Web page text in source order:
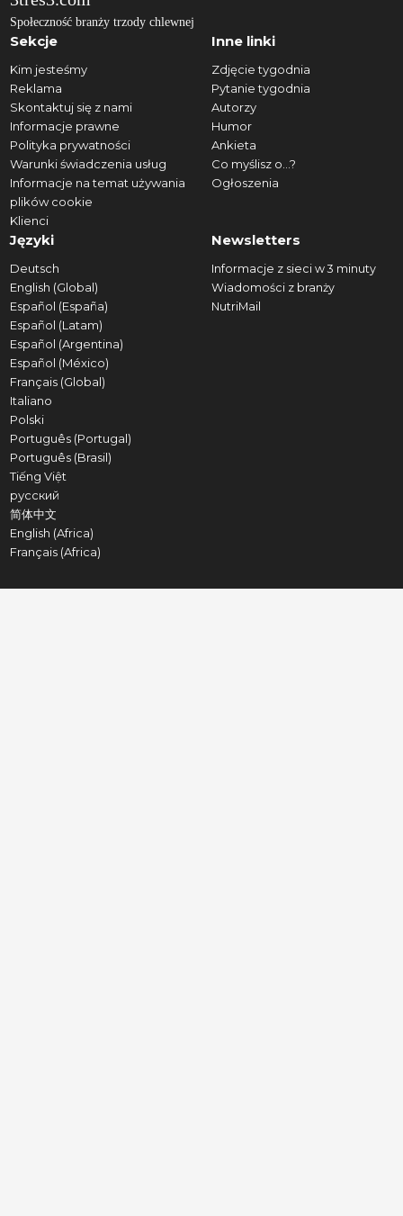
Społeczność branży trzody chlewnej
Sekcje
Kim jesteśmy
Reklama
Skontaktuj się z nami
Informacje prawne
Polityka prywatności
Warunki świadczenia usług
Informacje na temat używania
plików cookie
Klienci
Inne linki
Zdjęcie tygodnia
Pytanie tygodnia
Autorzy
Humor
Ankieta
Co myślisz o...?
Ogłoszenia
Języki
Deutsch
English (Global)
Español (España)
Español (Latam)
Español (Argentina)
Español (México)
Français (Global)
Italiano
Polski
Português (Portugal)
Português (Brasil)
Tiếng Việt
русский
简体中文
English (Africa)
Français (Africa)
Newsletters
Informacje z sieci w 3 minuty
Wiadomości z branży
NutriMail